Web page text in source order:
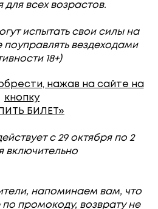
для всех возрастов.
испытать свои силы на
вездеходами
18+)
нажав на сайте на
кнопку
БИЛЕТ»
с 29 октября по 2
включительно
напоминаем вам, что
промокоду, возврату не